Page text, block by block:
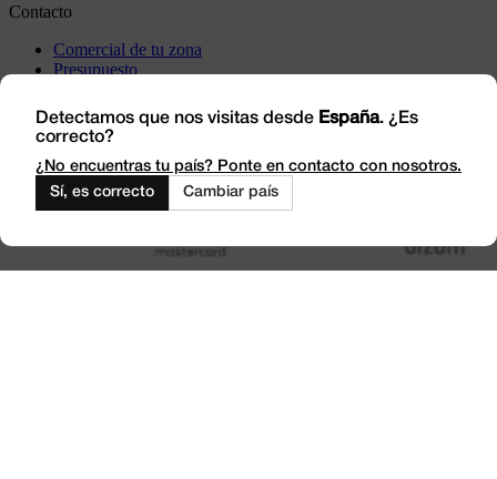
Contacto
Comercial de tu zona
Presupuesto
Visítanos
Trabaja con Nosotros
Outlet
Detectamos que nos visitas desde España. ¿Es
correcto?
¿No encuentras tu país? Ponte en contacto con nosotros.
Sí, es correcto
Cambiar país